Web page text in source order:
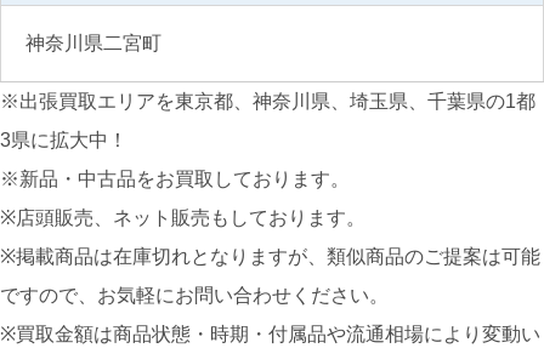
神奈川県二宮町
※出張買取エリアを東京都、神奈川県、埼玉県、千葉県の1都
3県に拡大中！
※新品・中古品をお買取しております。
※店頭販売、ネット販売もしております。
※掲載商品は在庫切れとなりますが、類似商品のご提案は可能
ですので、お気軽にお問い合わせください。
※買取金額は商品状態・時期・付属品や流通相場により変動い